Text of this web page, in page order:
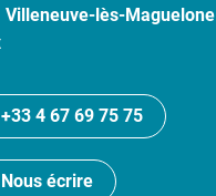
Villeneuve-lès-Maguelone
+33 4 67 69 75 75
Nous écrire